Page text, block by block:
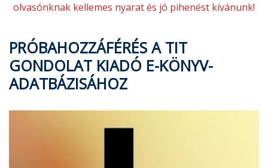
olvasónknak kellemes nyarat és jó pihenést kívánunk!
PRÓBAHOZZÁFÉRÉS A TIT
GONDOLAT KIADÓ E-KÖNYV-
ADATBÁZISÁHOZ